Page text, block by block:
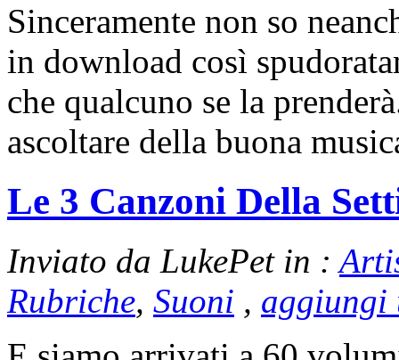
Sinceramente non so
in download così
che qualcuno se la
ascoltare della buona
Le 3 Canzoni Della
Inviato da LukePet in :
Rubriche, Suoni , aggiungi